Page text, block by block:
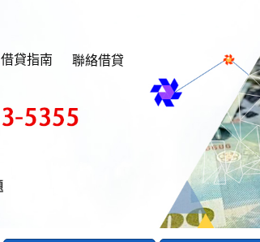
借貸指南 聯絡借貸